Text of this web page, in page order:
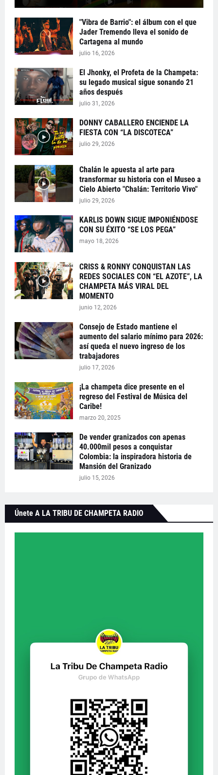
"Vibra de Barrio": el álbum con el que
Jader Tremendo lleva el sonido de
Cartagena al mundo
julio 16, 2026
El Jhonky, el Profeta de la Champeta:
su legado musical sigue sonando 21
años después
julio 31, 2026
DONNY CABALLERO ENCIENDE LA
FIESTA CON “LA DISCOTECA”
julio 29, 2026
Chalán le apuesta al arte para
transformar su historia con el Museo a
Cielo Abierto "Chalán: Territorio Vivo"
julio 29, 2026
KARLIS DOWN SIGUE IMPONIÉNDOSE
CON SU ÉXITO “SE LOS PEGA”
mayo 18, 2026
CRISS & RONNY CONQUISTAN LAS
REDES SOCIALES CON “EL AZOTE”, LA
CHAMPETA MÁS VIRAL DEL
MOMENTO
junio 12, 2026
Consejo de Estado mantiene el
aumento del salario mínimo para 2026:
así queda el nuevo ingreso de los
trabajadores
julio 17, 2026
¡La champeta dice presente en el
regreso del Festival de Música del
Caribe!
marzo 20, 2025
De vender granizados con apenas
40.000mil pesos a conquistar
Colombia: la inspiradora historia de
Mansión del Granizado
julio 15, 2026
Únete A LA TRIBU DE CHAMPETA RADIO